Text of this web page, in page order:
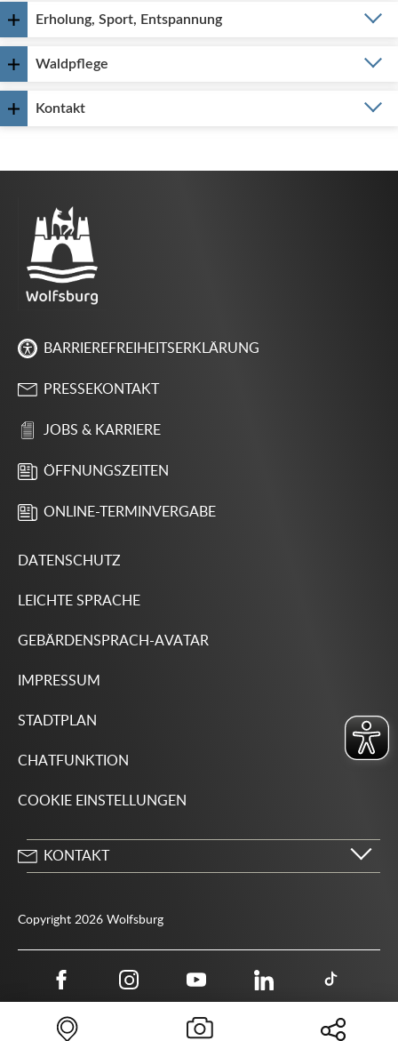
Erholung, Sport, Entspannung
Waldpflege
Kontakt
BARRIEREFREIHEITSERKLÄRUNG
PRESSEKONTAKT
JOBS & KARRIERE
ÖFFNUNGSZEITEN
ONLINE-TERMINVERGABE
DATENSCHUTZ
LEICHTE SPRACHE
GEBÄRDENSPRACH-AVATAR
IMPRESSUM
STADTPLAN
CHATFUNKTION
COOKIE EINSTELLUNGEN
KONTAKT
Behördenrufnummer 115
Copyright 2026 Wolfsburg